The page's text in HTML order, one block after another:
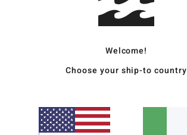
Welcome!
Choose your ship-to country